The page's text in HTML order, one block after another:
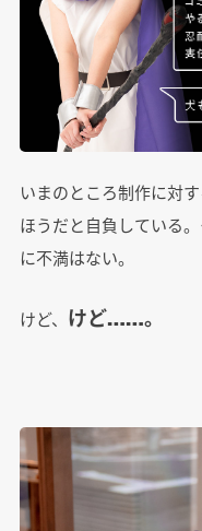
いまのところ制作に対
ほうだと自負している
に不満はない。
けど、 けど……。